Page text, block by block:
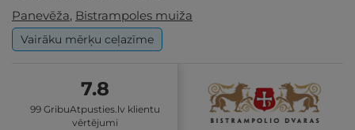
Panevēža, Bistrampoles muiža
Vairāku mērķu ceļazīme
7.8
99 GribuAtpusties.lv klientu
vērtējumi